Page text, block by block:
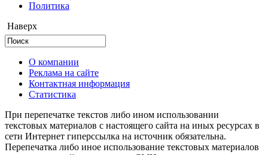
Политика
Наверх
О компании
Реклама на сайте
Контактная информация
Статистика
При перепечатке текстов либо ином использовании
текстовых материалов с настоящего сайта на иных ресурсах в
сети Интернет гиперссылка на источник обязательна.
Перепечатка либо иное использование текстовых материалов